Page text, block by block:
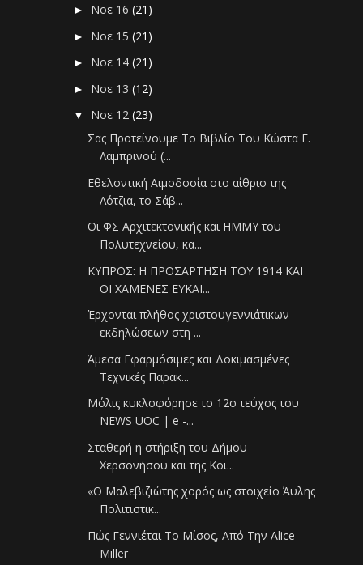
► Νοε 16(21)
► Νοε 15(21)
► Νοε 14(21)
► Νοε 13(12)
▼ Νοε 12(23)
Σας Προτείνουμε Το Βιβλίο Του Κώστα Ε.
Λαμπρινού (...
Εθελοντική Αιμοδοσία στο αίθριο της
Λότζια, το Σάβ...
Οι ΦΣ Αρχιτεκτονικής και ΗΜΜΥ του
Πολυτεχνείου, κα...
ΚΥΠΡΟΣ: Η ΠΡΟΣΑΡΤΗΣΗ ΤΟΥ 1914 ΚΑΙ
ΟΙ ΧΑΜΕΝΕΣ ΕΥΚΑΙ...
Έρχονται πλήθος χριστουγεννιάτικων
εκδηλώσεων στη ...
Άμεσα Εφαρμόσιμες και Δοκιμασμένες
Τεχνικές Παρακ...
Μόλις κυκλοφόρησε το 12o τεύχος του
NEWS UOC | e -...
Σταθερή η στήριξη του Δήμου
Χερσονήσου και της Κοι...
«Ο Μαλεβιζιώτης χορός ως στοιχείο Άυλης
Πολιτιστικ...
Πώς Γεννιέται Το Μίσος, Από Την Alice
Miller